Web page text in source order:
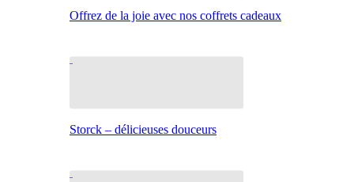
Offrez de la joie avec nos coffrets cadeaux
Storck – délicieuses douceurs